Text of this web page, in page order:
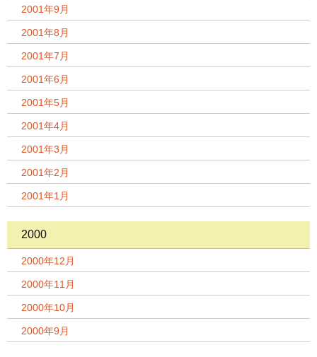
2001年9月
2001年8月
2001年7月
2001年6月
2001年5月
2001年4月
2001年3月
2001年2月
2001年1月
2000
2000年12月
2000年11月
2000年10月
2000年9月